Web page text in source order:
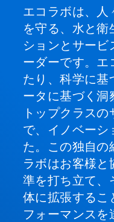
エコラボは、人
を守る、水と衛
ションとサービ
ーダーです。エ
たり、科学に基
ータに基づく洞
トップクラス
で、イノベーシ
た。この独自の
ラボはお客様と
準を打ち立て、
体に拡張するこ
フォーマンスを